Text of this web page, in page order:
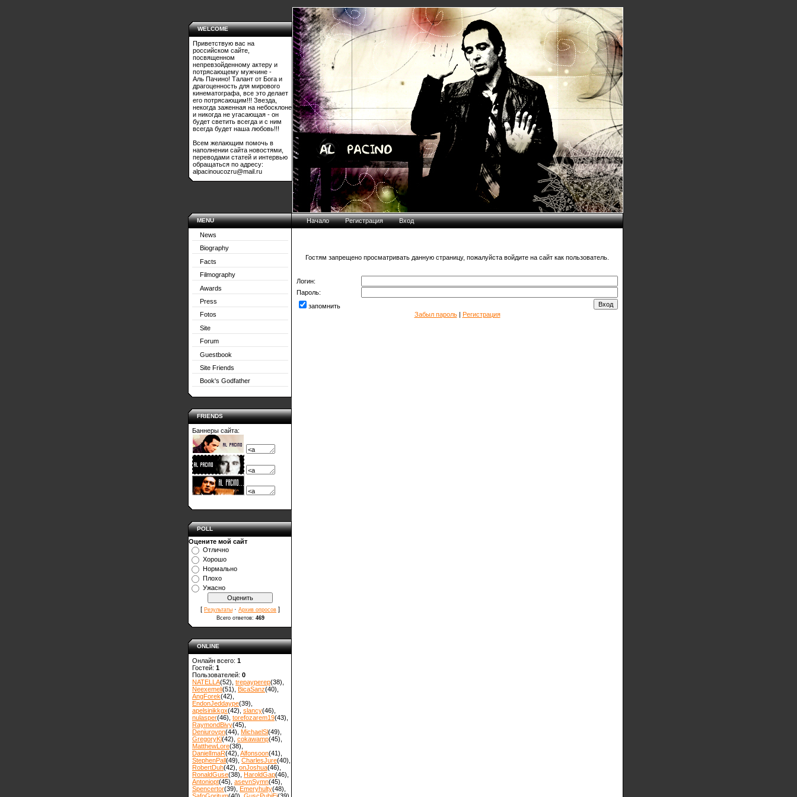
WELCOME
Приветствую вас на
российском сайте,
посвященном
непревзойденному актеру и
потрясающему мужчине -
Аль Пачино! Талант от Бога и
драгоценность для мирового
кинематографа, все это делает
его потрясающим!!! Звезда,
некогда заженная на небосклоне
и никогда не угасающая - он
будет светить всегда и с ним
всегда будет наша любовь!!!
Всем желающим помочь в
наполнении сайта новостями,
переводами статей и интервью
обращаться по адресу:
alpacinoucozru@mail.ru
MENU
News
Biography
Facts
Filmography
Awards
Press
Fotos
Site
Forum
Guestbook
Site Friends
Book's Godfather
FRIENDS
Баннеры сайта:
POLL
Оцените мой сайт
Отлично
Хорошо
Нормально
Плохо
Ужасно
[ Результаты · Архив опросов ]
Всего ответов: 469
ONLINE
Онлайн всего: 1
Гостей: 1
Пользователей: 0
NATELLA(52) trepayperep(38)
Neexemeli(51) BicaSanz(40)
AngForek(42)
EndonJeddaype(39)
apelsinikkgx(42) slancy(46)
nulasper(46) torefozarem19(43)
RaymondBivy(45)
Deniurovpn(44) MichaelSl(49)
GregoryKl(42) cokawamp(45)
MatthewLore(38)
DanielImaR(42) Alfonsoon(41)
StephenPall(49) CharlesJure(40)
RobertDuh(42) onJoshua(46)
RonaldGuse(38) HaroldGap(46)
Antoniopt(45) asevnSymn(45)
Spencertor(39) Emeryhulty(48)
Начало Регистрация Вход
Гостям запрещено просматривать данную страницу, пожалуйста войдите на сайт как пользователь.
Логин:
Пароль:
запомнить
Забыл пароль| Регистрация